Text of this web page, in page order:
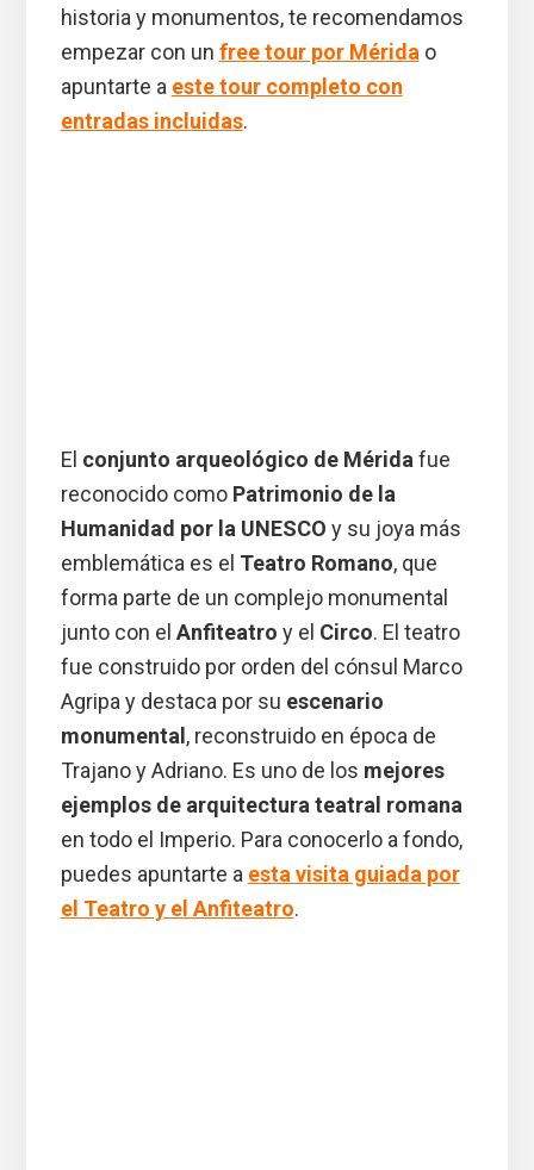
historia y monumentos, te recomendamos
empezar con un free tour por Mérida o
apuntarte a este tour completo con
entradas incluidas.
El conjunto arqueológico de Mérida fue
reconocido como Patrimonio de la
Humanidad por la UNESCO y su joya más
emblemática es el Teatro Romano, que
forma parte de un complejo monumental
junto con el Anfiteatro y el Circo. El teatro
fue construido por orden del cónsul Marco
Agripa y destaca por su escenario
monumental , reconstruido en época de
Trajano y Adriano. Es uno de los mejores
ejemplos de arquitectura teatral romana
en todo el Imperio. Para conocerlo a fondo,
puedes apuntarte a esta visita guiada por
el Teatro y el Anfiteatro.